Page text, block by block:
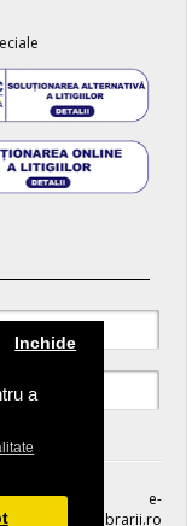
a
Inchide
e-
librarii.ro